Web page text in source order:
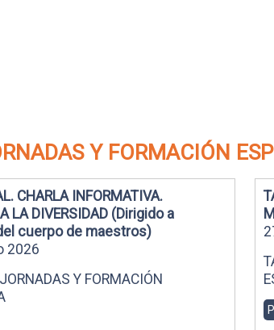
Y FORMACIÓN
CHARLA INFORMATIVA.
LA DIVERSIDAD (Dirigido a
cuerpo de maestros)
2026
Y FORMACIÓN